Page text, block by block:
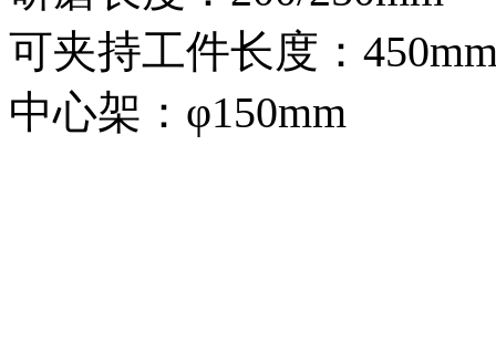
可夹持工件长度：
中心架：φ150mm